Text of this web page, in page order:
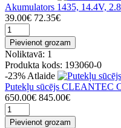
Akumulators 1435, 14.4V,
39.00€ 72.35€
Pievienot grozam
Noliktavā: 1
Produkta kods: 193060-0
-23% Atlaide
Putekļu sūcējs CLEANTEC
650.00€ 845.00€
Pievienot grozam